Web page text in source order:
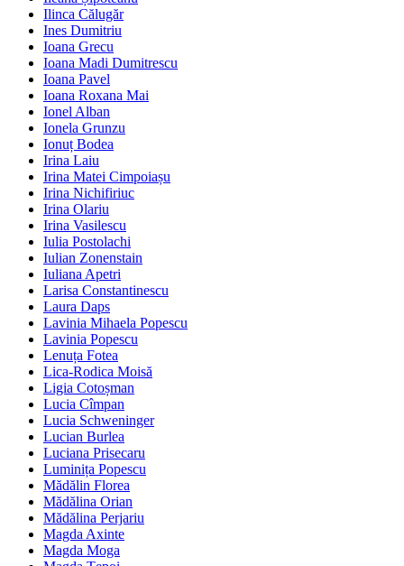
Ilinca Călugăr
Ines Dumitriu
Ioana Grecu
Ioana Madi Dumitrescu
Ioana Pavel
Ioana Roxana Mai
Ionel Alban
Ionela Grunzu
Ionuț Bodea
Irina Laiu
Irina Matei Cimpoiașu
Irina Nichifiriuc
Irina Olariu
Irina Vasilescu
Iulia Postolachi
Iulian Zonenstain
Iuliana Apetri
Larisa Constantinescu
Laura Daps
Lavinia Mihaela Popescu
Lavinia Popescu
Lenuța Fotea
Lica-Rodica Moisă
Ligia Cotoșman
Lucia Cîmpan
Lucia Schweninger
Lucian Burlea
Luciana Prisecaru
Luminița Popescu
Mădălin Florea
Mădălina Orian
Mădălina Perjariu
Magda Axinte
Magda Moga